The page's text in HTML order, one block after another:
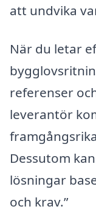
att undvika
När du letar
referenser
leverantör
Dessutom
lösningar
och krav.”